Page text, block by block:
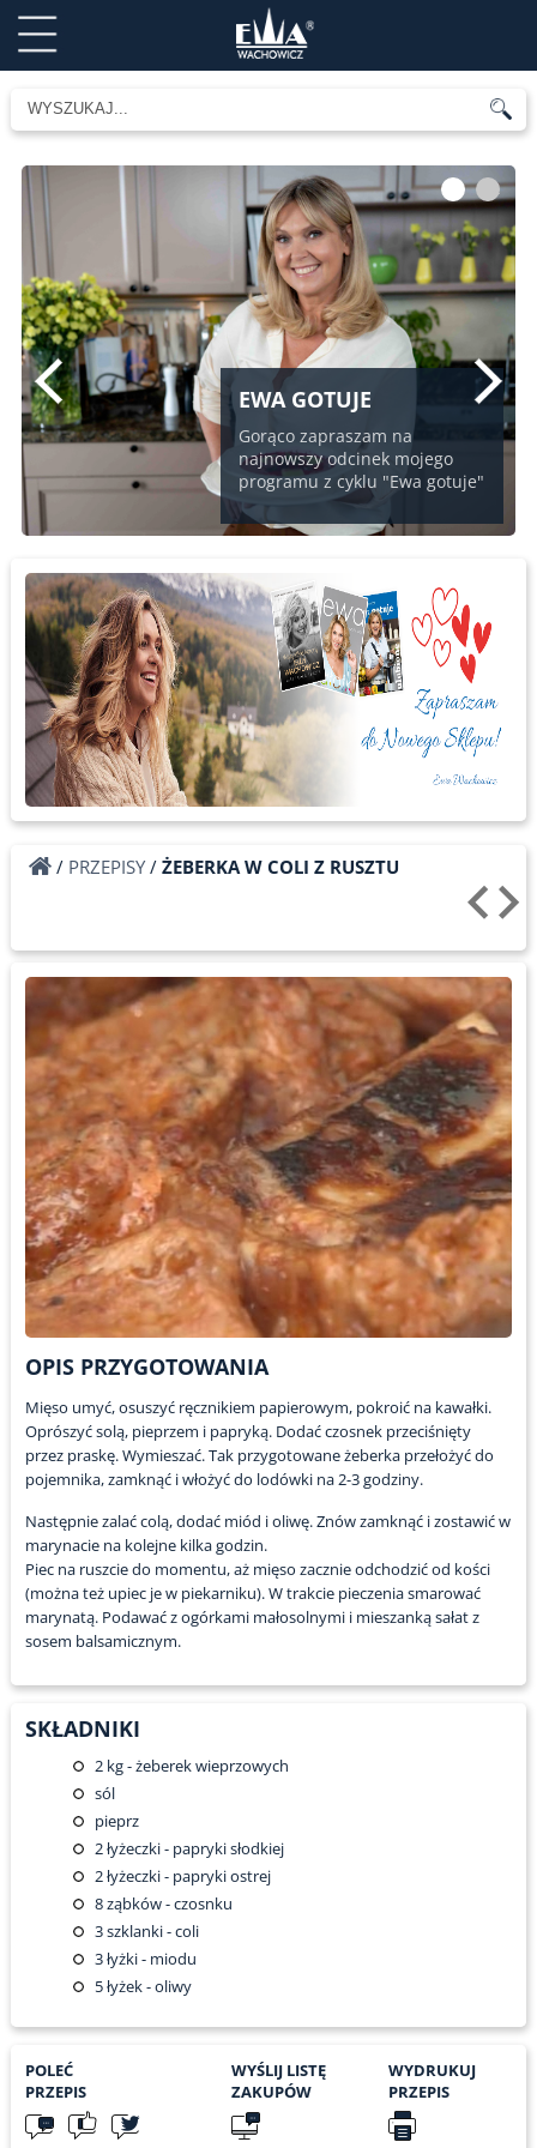
EWA GOTUJE
Gorąco zapraszam na
najnowszy odcinek mojego
programu z cyklu "Ewa gotuje"
1 2
/ PRZEPISY/ ŻEBERKA W COLI Z RUSZTU
OPIS PRZYGOTOWANIA
Mięso umyć, osuszyć ręcznikiem papierowym, pokroić na kawałki.
Oprószyć solą, pieprzem i papryką. Dodać czosnek przeciśnięty
przez praskę. Wymieszać. Tak przygotowane żeberka przełożyć do
pojemnika, zamknąć i włożyć do lodówki na 2-3 godziny.
Następnie zalać colą, dodać miód i oliwę. Znów zamknąć i zostawić w
marynacie na kolejne kilka godzin.
Piec na ruszcie do momentu, aż mięso zacznie odchodzić od kości
(można też upiec je w piekarniku). W trakcie pieczenia smarować
marynatą. Podawać z ogórkami małosolnymi i mieszanką sałat z
sosem balsamicznym.
SKŁADNIKI
2kg - żeberek wieprzowych
sól
pieprz
2łyżeczki - papryki słodkiej
2łyżeczki - papryki ostrej
8ząbków - czosnku
3szklanki - coli
3łyżki - miodu
5łyżek - oliwy
POLEĆ
PRZEPIS
WYŚLIJ LISTĘ
ZAKUPÓW
WYDRUKUJ
PRZEPIS